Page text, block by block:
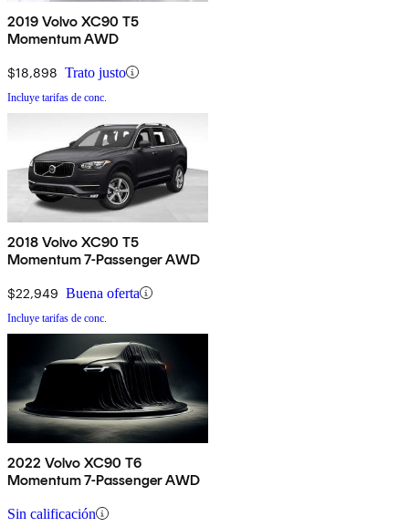
2019 Volvo XC90 T5
Momentum AWD
$18,898 Trato justo
Incluye tarifas de conc.
2018 Volvo XC90 T5
Momentum 7-Passenger AWD
$22,949 Buena oferta
Incluye tarifas de conc.
2022 Volvo XC90 T6
Momentum 7-Passenger AWD
Sin calificación